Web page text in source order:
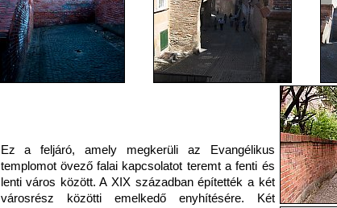
Ez a feljáró, amely megkerüli az Evangélikus
templomot övező falai kapcsolatot teremt a fenti és
lenti város között. A XIX században építették a két
városrész közötti emelkedő enyhítésére. Két